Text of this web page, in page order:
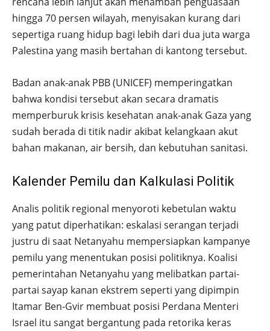
hingga 70 persen wilayah, menyisakan kurang dari
sepertiga ruang hidup bagi lebih dari dua juta warga
Palestina yang masih bertahan di kantong tersebut.
Badan anak-anak PBB (UNICEF) memperingatkan
bahwa kondisi tersebut akan secara dramatis
memperburuk krisis kesehatan anak-anak Gaza yang
sudah berada di titik nadir akibat kelangkaan akut
bahan makanan, air bersih, dan kebutuhan sanitasi.
Kalender Pemilu dan Kalkulasi Politik
Analis politik regional menyoroti kebetulan waktu
yang patut diperhatikan: eskalasi serangan terjadi
justru di saat Netanyahu mempersiapkan kampanye
pemilu yang menentukan posisi politiknya. Koalisi
pemerintahan Netanyahu yang melibatkan partai-
partai sayap kanan ekstrem seperti yang dipimpin
Itamar Ben-Gvir membuat posisi Perdana Menteri
Israel itu sangat bergantung pada retorika keras